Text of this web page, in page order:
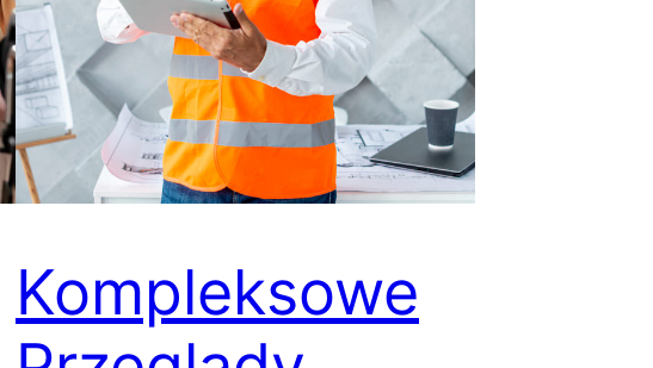
Kompleksowe